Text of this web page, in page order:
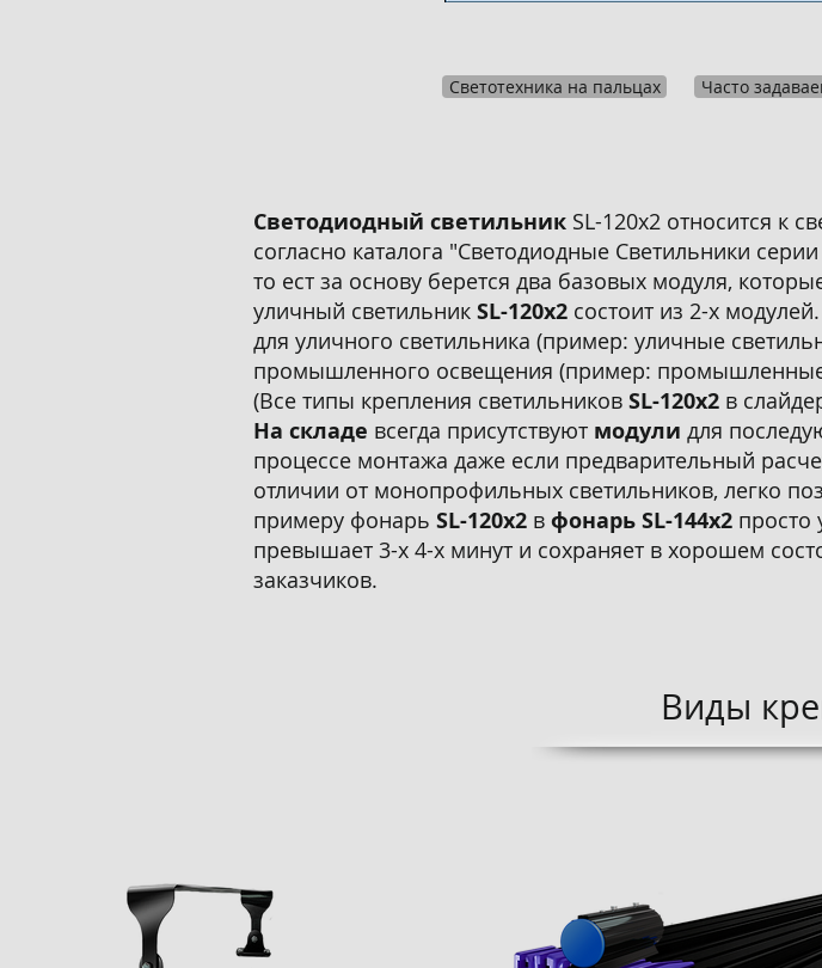
Часто
Светотехника на пальцах
Светодиодный светильник SL-120x2 относится к
согласно каталога "Светодиодные Светильники серии
то ест за основу берется два базовых модуля,
уличный светильник SL-120x2 состоит из 2-х
для уличного светильника (пример: уличные
промышленного освещения (пример: промышленные
(Все типы крепления светильников SL-120x2 в
На складе всегда присутствуют модули для
процессе монтажа даже если предварительный
отличии от монопрофильных светильников, легко
примеру фонарь SL-120x2 в фонарь SL-144x2 просто
превышает 3-х 4-х минут и сохраняет в хорошем
заказчиков.
Виды